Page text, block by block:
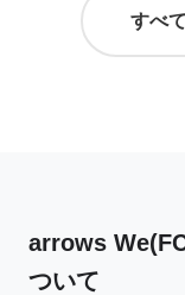
すべ
arrows
ついて